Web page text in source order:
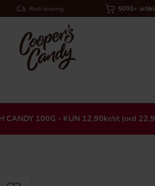
Rask levering 5000+
CANDY 100G - KUN 12,90kr/st (ord